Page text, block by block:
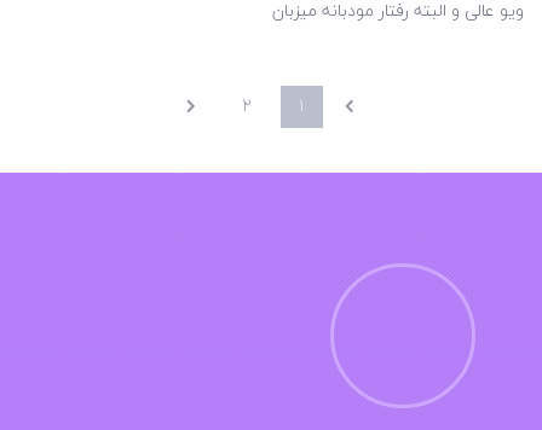
ویو عالی و البته رفتار مودبانه میزبان
1
2